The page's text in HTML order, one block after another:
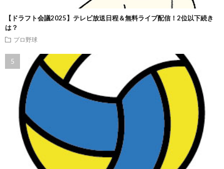
【ドラフト会議2025】テレビ放送日程＆無料ライブ配信！2位以下続き
は？
プロ野球